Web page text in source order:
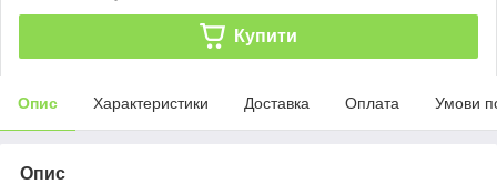
Купити
Опис Характеристики Доставка Оплата Умови
Опис